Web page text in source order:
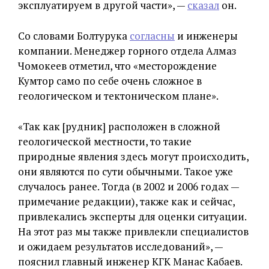
эксплуатируем в другой части», — сказал он.
Со словами Болтурука согласны и инженеры
компании. Менеджер горного отдела Алмаз
Чомокеев отметил, что «месторождение
Кумтор само по себе очень сложное в
геологическом и тектоническом плане».
«Так как [рудник] расположен в сложной
геологической местности, то такие
природные явления здесь могут происходить,
они являются по сути обычными. Такое уже
случалось ранее. Тогда (в 2002 и 2006 годах —
примечание редакции), также как и сейчас,
привлекались эксперты для оценки ситуации.
На этот раз мы также привлекли специалистов
и ожидаем результатов исследований», —
пояснил главный инженер КГК Манас Кабаев.